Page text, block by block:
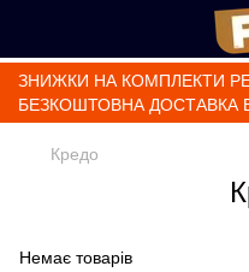
ЗНИЖКИ НА КОМПЛЕКТИ
БЕЗКОШТОВНА ДОСТАВКА
Кредо
Немає товарів